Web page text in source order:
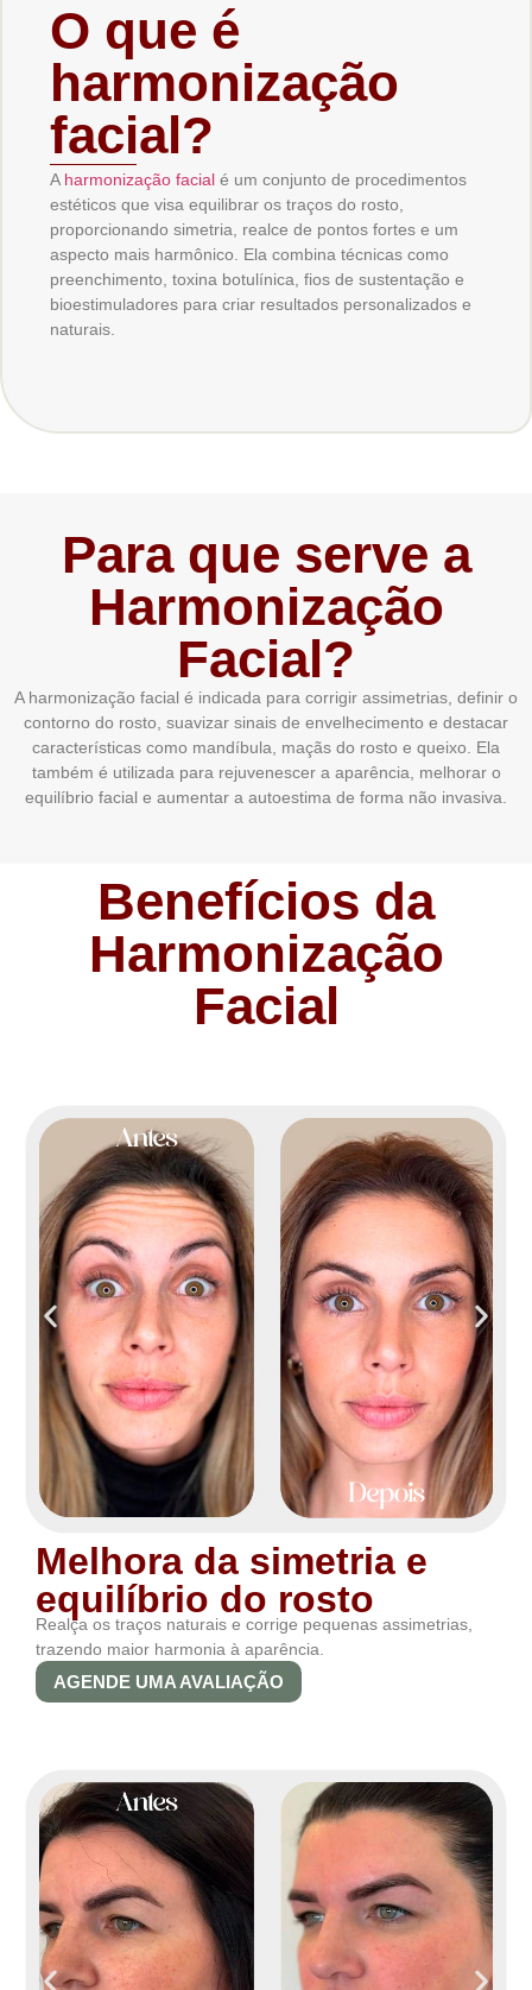
O que é
harmonização
facial?
A harmonização facial é um conjunto de procedimentos
estéticos que visa equilibrar os traços do rosto,
proporcionando simetria, realce de pontos fortes e um
aspecto mais harmônico. Ela combina técnicas como
preenchimento, toxina botulínica, fios de sustentação e
bioestimuladores para criar resultados personalizados e
naturais.
Para que serve a
Harmonização
Facial?
A harmonização facial é indicada para corrigir assimetrias, definir o
contorno do rosto, suavizar sinais de envelhecimento e destacar
características como mandíbula, maçãs do rosto e queixo. Ela
também é utilizada para rejuvenescer a aparência, melhorar o
equilíbrio facial e aumentar a autoestima de forma não invasiva.
Benefícios da
Harmonização
Facial
Melhora da simetria e
equilíbrio do rosto
Realça os traços naturais e corrige pequenas assimetrias,
trazendo maior harmonia à aparência.
AGENDE UMA AVALIAÇÃO